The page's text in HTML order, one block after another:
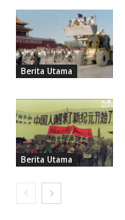
Berita Utama
Berita Utama